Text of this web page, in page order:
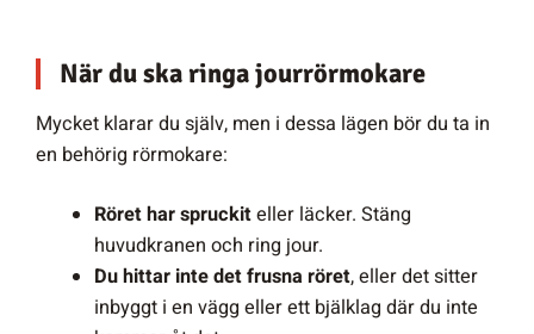
När du ska ringa jourrörmokare
Mycket klarar du själv, men i dessa lägen bör du ta in
en behörig rörmokare:
Röret har spruckiteller läcker. Stäng
huvudkranen och ring jour.
Du hittar inte det frusna röret, eller det sitter
inbyggt i en vägg eller ett bjälklag där du inte